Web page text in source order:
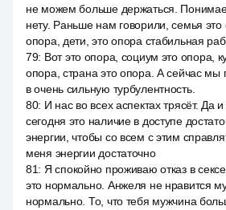
не можем больше держаться.
нету. Раньше нам говорили, семья
опора, дети, это опора стабильная
79: Вот это опора, социум это опора,
опора, страна это опора. А сейчас мы
в очень сильную турбулентность.
80: И нас во всех аспектах трясёт. Да
сегодня это наличие в доступе
энергии, чтобы со всем с этим
меня энергии достаточно
81: Я спокойно проживаю отказ в
это нормально. Анжеля не нравится
нормально. То, что тебя мужчина